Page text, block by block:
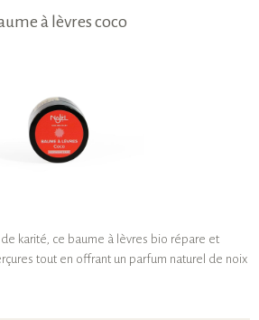
à lèvres coco
karité, ce baume à lèvres bio répare et
tout en offrant un parfum naturel de noix